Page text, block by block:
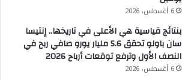
6 أغسطس، 2026
بنتائج قياسية هي الأعلى في تاريخها.. إنتيسا
سان باولو تحقق 5.6 مليار يورو صافي ربح في
النصف الأول وترفع توقعات أرباح 2026
6 أغسطس، 2026